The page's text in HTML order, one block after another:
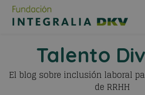
Talento
El blog sobre inclusión laboral
de RRHH